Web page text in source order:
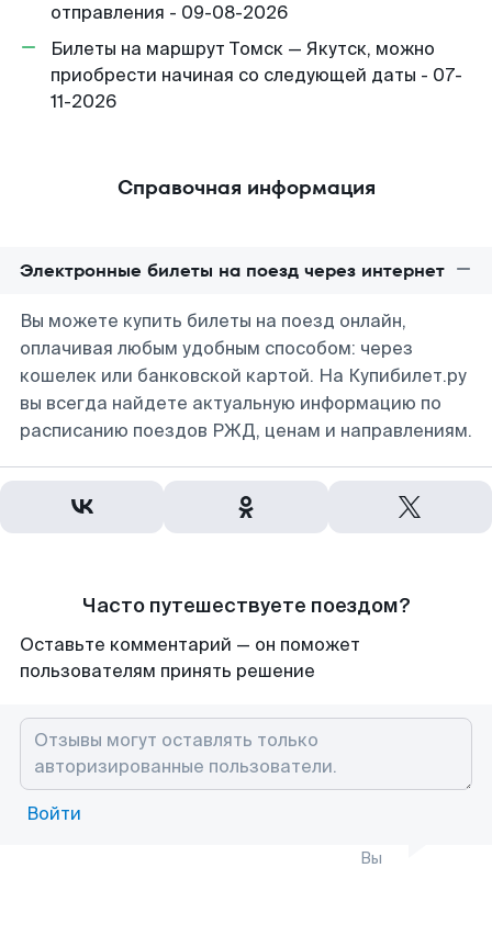
отправления - 09-08-2026
Билеты на маршрут Томск — Якутск, можно
приобрести начиная со следующей даты - 07-
11-2026
Справочная информация
Электронные билеты на поезд через интернет
Вы можете купить билеты на поезд онлайн,
оплачивая любым удобным способом: через
кошелек или банковской картой. На Купибилет.ру
вы всегда найдете актуальную информацию по
расписанию поездов РЖД, ценам и направлениям.
Часто путешествуете поездом?
Оставьте комментарий — он поможет
пользователям принять решение
Войти
Вы